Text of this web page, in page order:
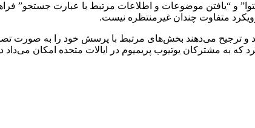
و “یافتن موضوعات و اطلاعات مرتبط با عبارت جستجو”
متفاوت چندان غیرمنتظره نیست.
و ترجیح می‌دهند بخش‌های مرتبط با پرسش خود را به
به مشترکان یوتیوب پریمیوم در ایالات متحده امکان می‌داد